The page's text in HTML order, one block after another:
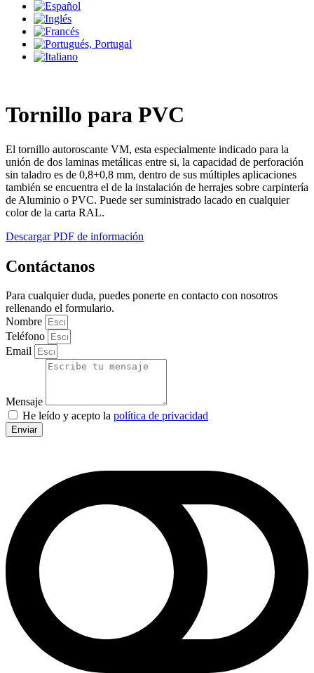
Tornillo para PVC
El tornillo autoroscante VM, esta especialmente indicado para la
unión de dos laminas metálicas entre si, la capacidad de perforación
sin taladro es de 0,8+0,8 mm, dentro de sus múltiples aplicaciones
también se encuentra el de la instalación de herrajes sobre carpintería
de Aluminio o PVC. Puede ser suministrado lacado en cualquier
color de la carta RAL.
Descargar PDF de información
Contáctanos
Para cualquier duda, puedes ponerte en contacto con nosotros
rellenando el formulario.
Nombre
Teléfono
Email
Mensaje
He leído y acepto la política de privacidad
Enviar